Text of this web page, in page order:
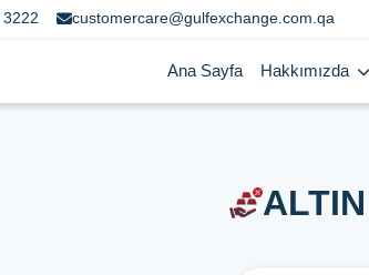
customercare@gulfexchange.com.qa
Ana Sayfa Hakkımızda